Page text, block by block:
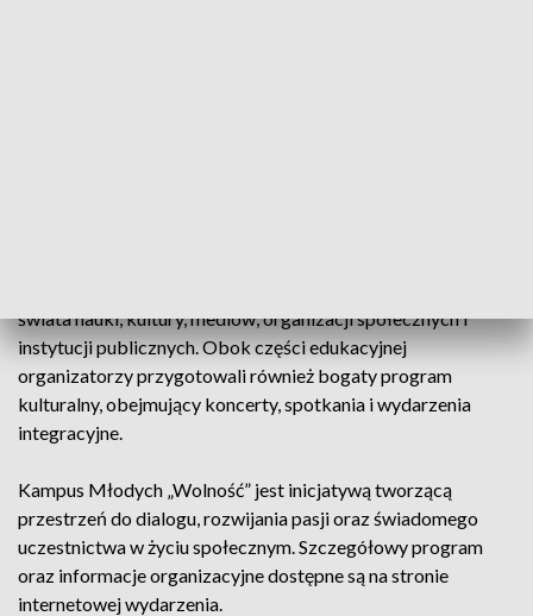
świata nauki, kultury, mediów, organizacji społecznych i
instytucji publicznych. Obok części edukacyjnej
organizatorzy przygotowali również bogaty program
kulturalny, obejmujący koncerty, spotkania i wydarzenia
integracyjne.
Kampus Młodych „Wolność” jest inicjatywą tworzącą
przestrzeń do dialogu, rozwijania pasji oraz świadomego
uczestnictwa w życiu społecznym. Szczegółowy program
oraz informacje organizacyjne dostępne są na stronie
internetowej wydarzenia.